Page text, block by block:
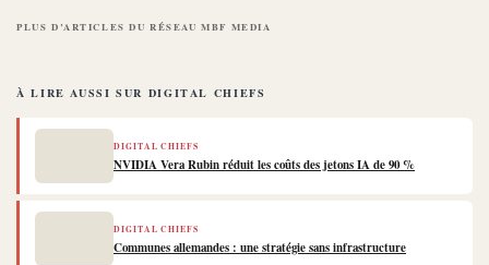
PLUS D’ARTICLES DU RÉSEAU MBF MEDIA
À LIRE AUSSI SUR DIGITAL CHIEFS
DIGITAL CHIEFS
NVIDIA Vera Rubin réduit les coûts des jetons IA de 90 %
DIGITAL CHIEFS
Communes allemandes : une stratégie sans infrastructure